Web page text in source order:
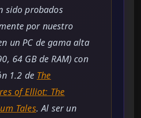
sido probados
por nuestro
un PC de gama alta
64 GB de RAM) con
1.2 de The
of Elliot: The
Tales. Al ser un